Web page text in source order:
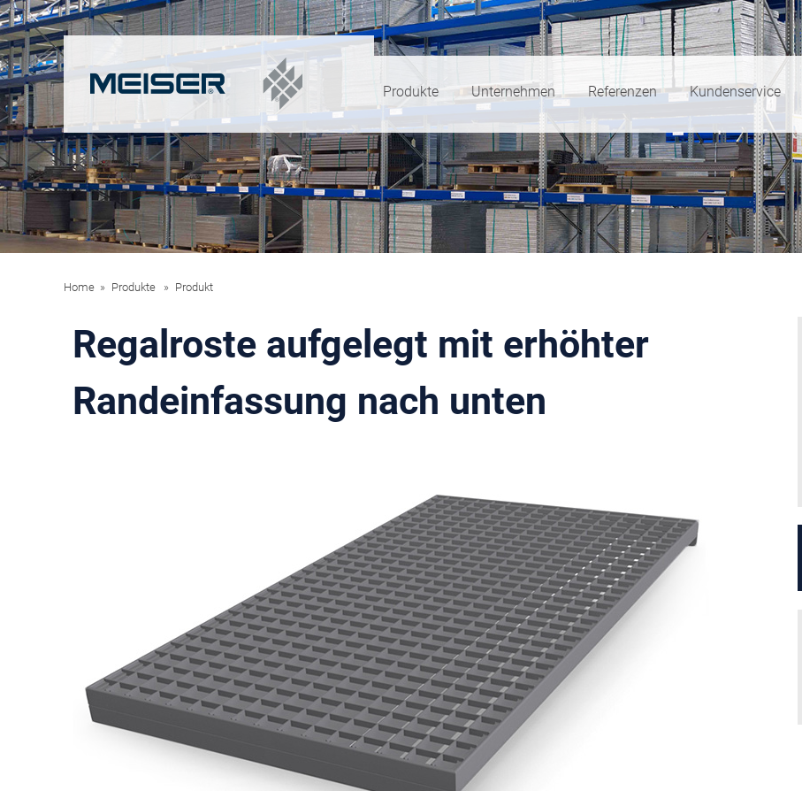
Produkte Unternehmen Referenzen Kundenservice
Home Produkte Produkt
Regalroste aufgelegt mit erhöhter
Randeinfassung nach unten